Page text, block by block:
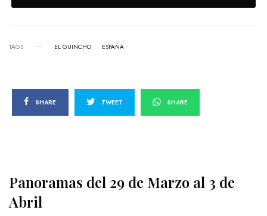
TAGS EL GUINCHO ESPAÑA
SHARE TWEET SHARE
Panoramas del 29 de Marzo al 3 de
Abril